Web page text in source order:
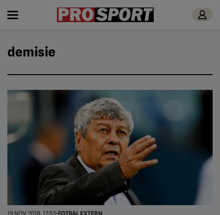
demisie
19 NOV. 2018, 17:53•FOTBAL EXTERN